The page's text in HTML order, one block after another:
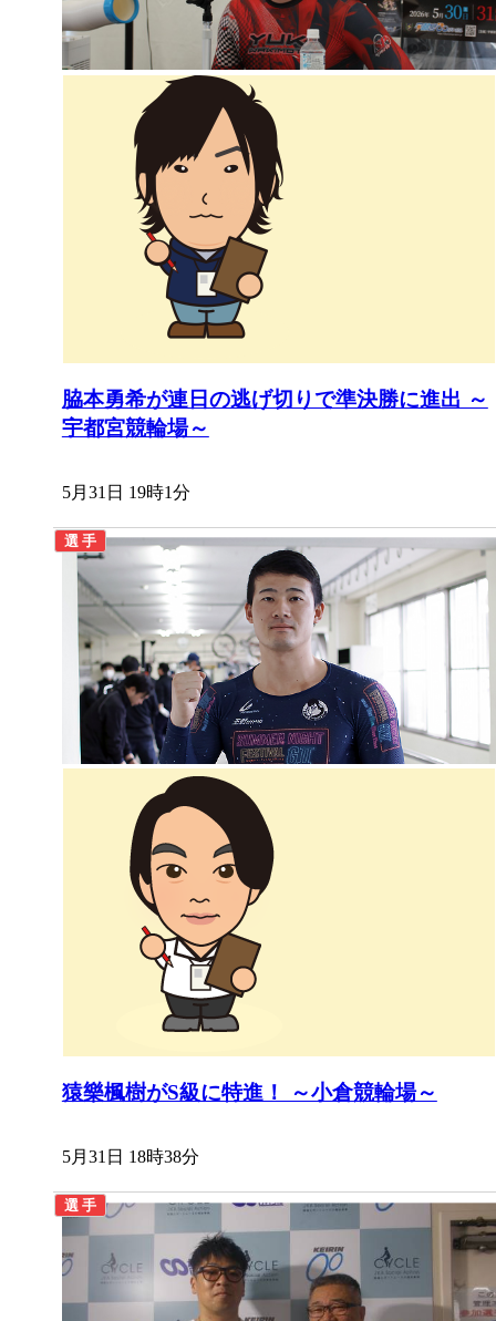
脇本勇希が連日の逃げ切りで準決勝に進出 ～
宇都宮競輪場～
5月31日 19時1分
猿樂楓樹がS級に特進！ ～小倉競輪場～
5月31日 18時38分